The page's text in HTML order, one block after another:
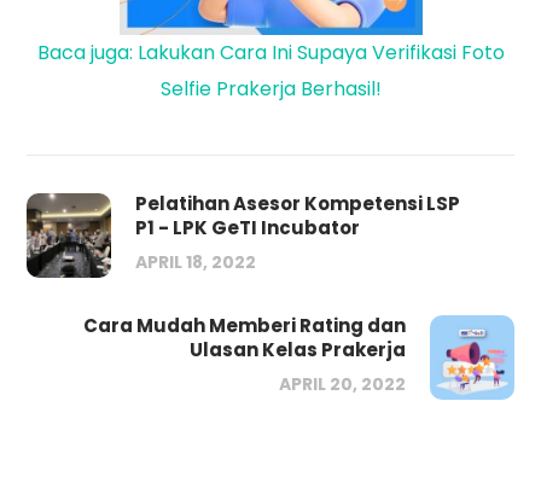
Baca juga: Lakukan Cara Ini Supaya Verifikasi Foto
Selfie Prakerja Berhasil!
Pelatihan Asesor Kompetensi LSP
P1 - LPK GeTI Incubator
APRIL 18, 2022
Cara Mudah Memberi Rating dan
Ulasan Kelas Prakerja
APRIL 20, 2022